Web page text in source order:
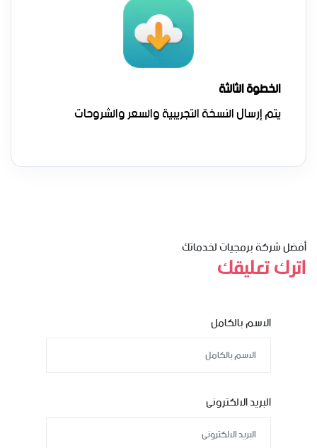
الخطوة الثالثة
يتم إرسال النسخة التجريبية والسعر والشروحات
أفضل شركة برمجيات لخدماتك
اترك تعليقك
الاسم بالكامل
البريد الالكترونى